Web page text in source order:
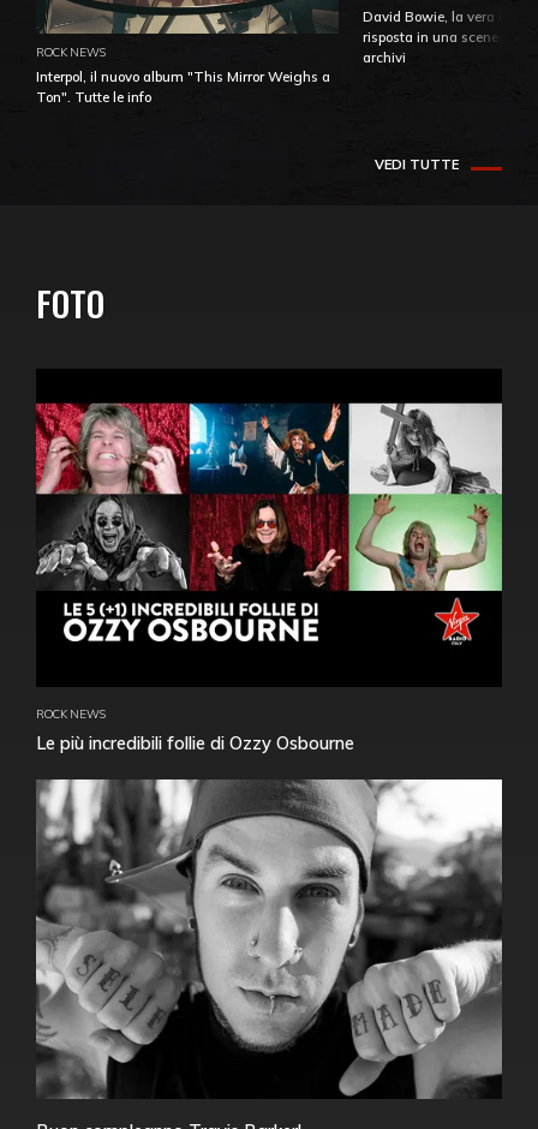
ROCK NEWS
Interpol, il nuovo album "This Mirror Weighs a
Ton". Tutte le info
David Bowie, la vera
risposta in una
archivi
VEDI TUTTE
FOTO
ROCK NEWS
Le più incredibili follie di Ozzy Osbourne